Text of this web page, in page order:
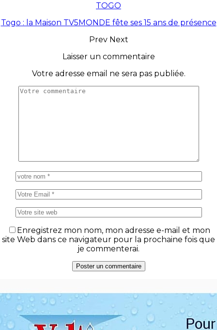
TOGO
Togo : la Maison TV5MONDE fête ses 15 ans de présence
Prev Next
Laisser un commentaire
Votre adresse email ne sera pas publiée.
Enregistrez mon nom, mon adresse e-mail et mon
site Web dans ce navigateur pour la prochaine fois que
je commenterai.